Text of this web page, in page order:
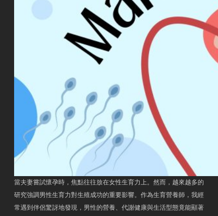
當夫妻嘗試懷孕時，焦點往往放在女性生育力上。然而，越來越多的
研究強調男性生育力對生殖成功的重要影響。作為生育營養師，我經
常遇到伴侶驚訝地發現，男性的營養、代謝健康與生活型態竟能顯著